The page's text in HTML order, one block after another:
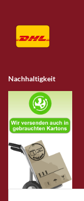
Nachhaltigkeit